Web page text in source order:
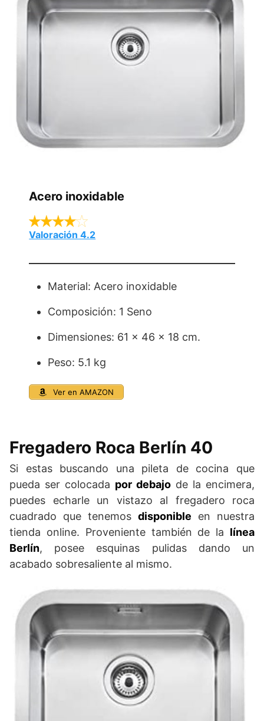
Acero inoxidable
Valoración 4.2
Material: Acero inoxidable
Composición: 1 Seno
Dimensiones: 61 x 46 x 18 cm.
Peso: 5.1 kg
Ver en AMAZON
Fregadero Roca Berlín 40
Si estas buscando una pileta de cocina que
pueda ser colocada por debajo de la encimera,
puedes echarle un vistazo al fregadero roca
cuadrado que tenemos disponible en nuestra
tienda online. Proveniente también de la línea
Berlín, posee esquinas pulidas dando un
acabado sobresaliente al mismo.